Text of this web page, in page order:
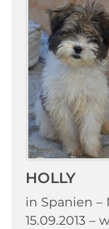
HOLLY
in Spanien –
15.09.2013